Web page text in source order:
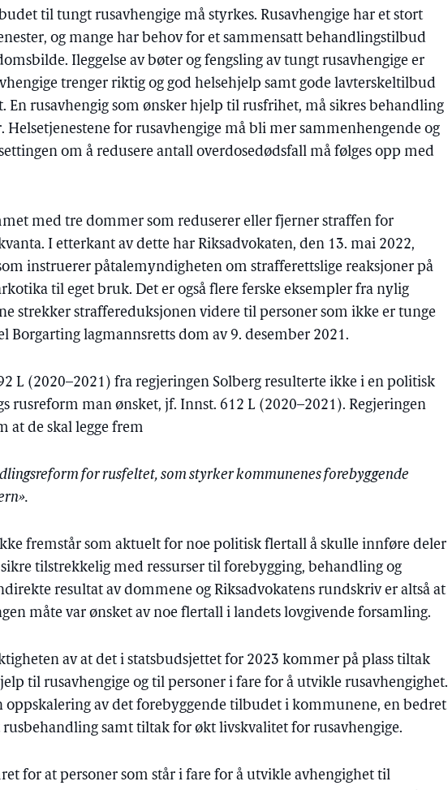
til tungt rusavhengige må styrkes. Rusavhengige har et stort
og mange har behov for et sammensatt behandlingstilbud
Ileggelse av bøter og fengsling av tungt rusavhengige er
trenger riktig og god helsehjelp samt gode lavterskeltilbud
En rusavhengig som ønsker hjelp til rusfrihet, må sikres behandling
for rusavhengige må bli mer sammenhengende og
om å redusere antall overdosedødsfall må følges opp med
med tre dommer som reduserer eller fjerner straffen for
I etterkant av dette har Riksadvokaten, den 13. mai 2022,
instruerer påtalemyndigheten om strafferettslige reaksjoner på
til eget bruk. Det er også flere ferske eksempler fra nylig
strekker straffereduksjonen videre til personer som ikke er tunge
Borgarting lagmannsretts dom av 9. desember 2021.
L (2020–2021) fra regjeringen Solberg resulterte ikke i en politisk
rusreform man ønsket, jf. Innst. 612 L (2020–2021). Regjeringen
at de skal legge frem
for rusfeltet, som styrker kommunenes forebyggende
fremstår som aktuelt for noe politisk flertall å skulle innføre deler
tilstrekkelig med ressurser til forebygging, behandling og
resultat av dommene og Riksadvokatens rundskriv er altså at
måte var ønsket av noe flertall i landets lovgivende forsamling.
av at det i statsbudsjettet for 2023 kommer på plass tiltak
til rusavhengige og til personer i fare for å utvikle rusavhengighet.
oppskalering av det forebyggende tilbudet i kommunene, en bedret
samt tiltak for økt livskvalitet for rusavhengige.
for at personer som står i fare for å utvikle avhengighet til